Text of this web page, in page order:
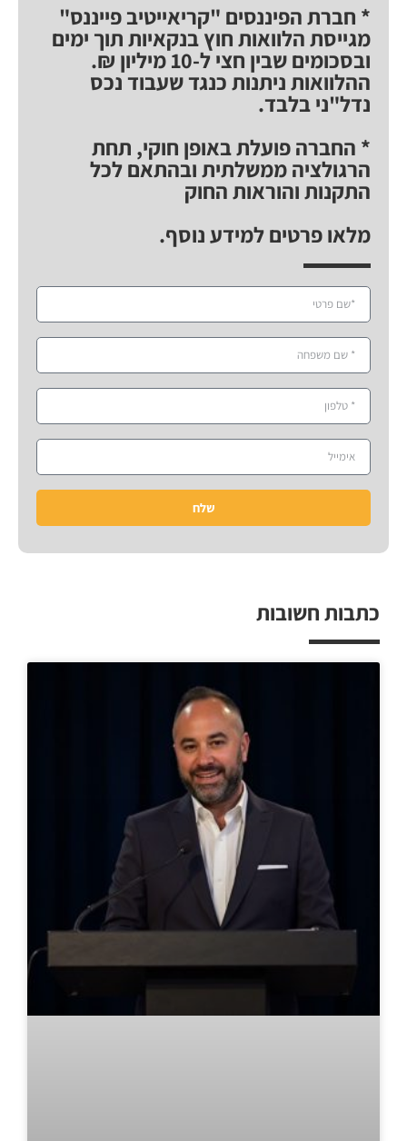
* חברת הפיננסים "קריאייטיב פייננס"
מגייסת הלוואות חוץ בנקאיות תוך ימים
ובסכומים שבין חצי ל-10 מיליון ₪.
ההלוואות ניתנות כנגד שעבוד נכס
נדל"ני בלבד.
* החברה פועלת באופן חוקי, תחת
הרגולציה ממשלתית ובהתאם לכל
התקנות והוראות החוק
מלאו פרטים למידע נוסף.
שלח
כתבות חשובות